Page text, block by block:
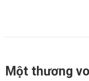
Một thương